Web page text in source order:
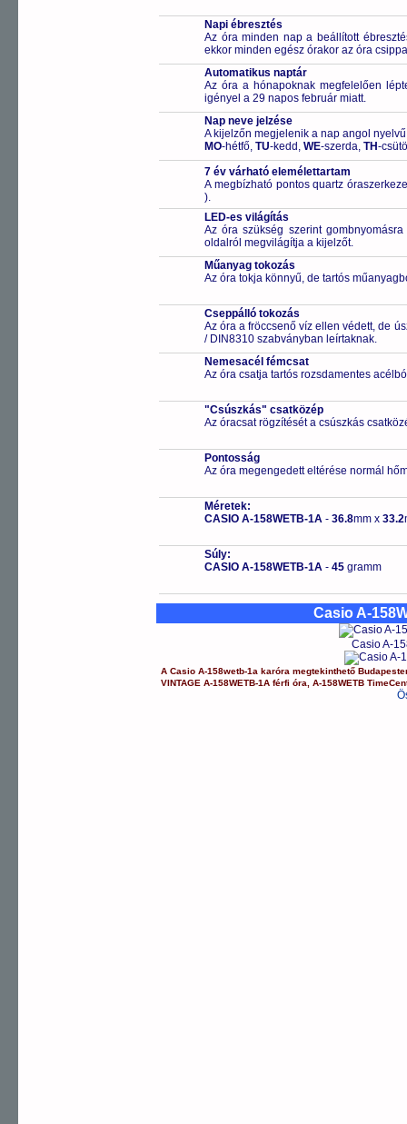
Napi ébresztés
Az óra minden nap a beállított
ekkor minden egész órakor az óra
Automatikus naptár
Az óra a hónapoknak megfelelően
igényel a 29 napos február miatt.
Nap neve jelzése
A kijelzőn megjelenik a nap angol
MO-hétfő, TU-kedd, WE-szerda, TH-
7 év várható elemélettartam
A megbízható pontos quartz
).
LED-es világítás
Az óra szükség szerint
oldalról megvilágítja a kijelzőt.
Műanyag tokozás
Az óra tokja könnyű, de tartós
Cseppálló tokozás
Az óra a fröccsenő víz ellen védett, de
/ DIN8310 szabványban leírtaknak.
Nemesacél fémcsat
Az óra csatja tartós rozsdamentes
"Csúszkás" csatközép
Az óracsat rögzítését a csúszkás
Pontosság
Az óra megengedett eltérése normál
Méretek:
CASIO A-158WETB-1A - 36.8mm x 33.2
Súly:
CASIO A-158WETB-1A - 45 gramm
Casio A-
Casio A-
ACasio A-158wetb-1a karóra megtekinthető
VINTAGE A-158WETB-1A férfi óra ,A-158WETB